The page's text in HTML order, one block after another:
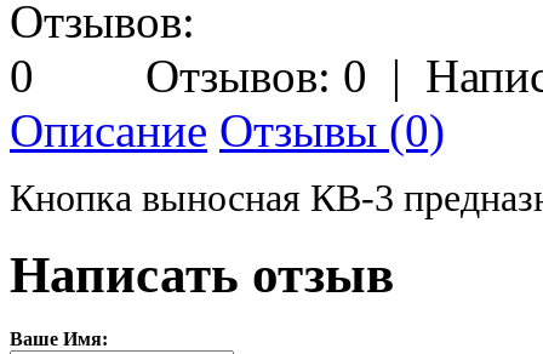
Отзывов: 0 |
Описание Отзывы (0)
Кнопка выносная КВ-3
Написать отзыв
Ваше Имя: